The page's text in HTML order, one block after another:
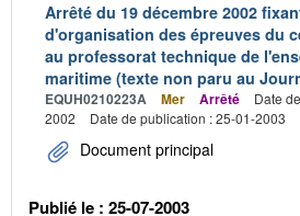
Arrêté du 19 décembre 2002
d'organisation des épreuves du
au professorat technique de
maritime (texte non paru au
EQUH0210223A Mer Arrêté
Date
2002
Date de publication : 25-01-2003
Document principal
Publié le : 25-07-2003